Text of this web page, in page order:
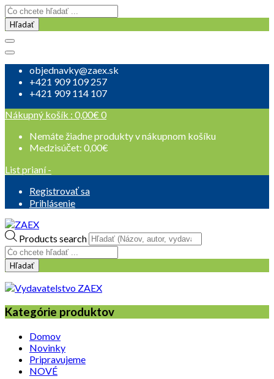
Hľadať
objednavky@zaex.sk
+421 909 109 257
+421 909 114 107
Nákupný košík : 0,00€ 0
Nemáte žiadne produkty v nákupnom košíku
Medzisúčet: 0,00€
List prianí -
Registrovať sa
Prihlásenie
Products search
Hľadať
Kategórie produktov
Domov
Novinky
Pripravujeme
NOVÉ